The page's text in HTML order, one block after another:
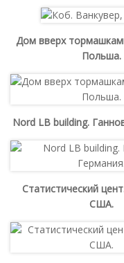
Дом вверх
Польша.
Nord LB building.
Статистический
США.